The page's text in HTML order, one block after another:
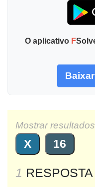
O aplicativo F
Mostrar
X 16
1